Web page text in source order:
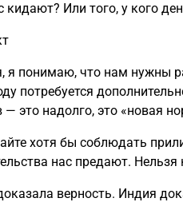
кидают? Или того, у кого
я понимаю, что нам нужны
потребуется
— это надолго, это «новая
хотя бы соблюдать
нас предают. Нельзя
верность. Индия